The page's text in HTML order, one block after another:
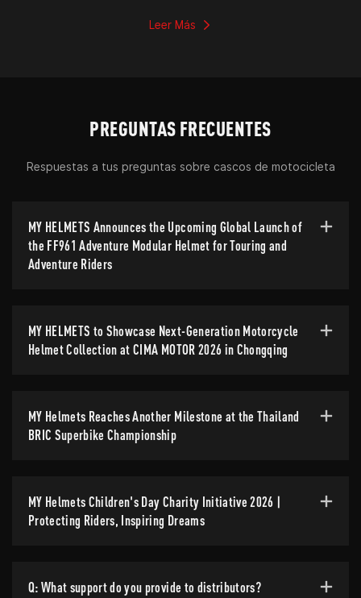
Leer Más
PREGUNTAS FRECUENTES
Respuestas a tus preguntas sobre cascos de motocicleta
MY HELMETS Announces the Upcoming Global Launch of
the FF961 Adventure Modular Helmet for Touring and
Adventure Riders
MY HELMETS to Showcase Next-Generation Motorcycle
Helmet Collection at CIMA MOTOR 2026 in Chongqing
MY Helmets Reaches Another Milestone at the Thailand
BRIC Superbike Championship
MY Helmets Children's Day Charity Initiative 2026 |
Protecting Riders, Inspiring Dreams
Q: What support do you provide to distributors?